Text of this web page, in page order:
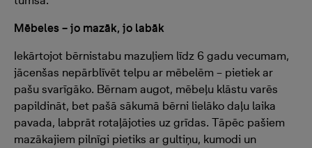
Mēbeles – jo mazāk, jo labāk
Iekārtojot bērnistabu mazuļiem līdz 6 gadu vecumam,
jācenšas nepārblīvēt telpu ar mēbelēm – pietiek ar
pašu svarīgāko. Bērnam augot, mēbeļu klāstu varēs
papildināt, bet pašā sākumā bērni lielāko daļu laika
pavada, labprāt rotaļājoties uz grīdas. Tāpēc pašiem
mazākajiem pilnīgi pietiks ar gultiņu, kumodi un